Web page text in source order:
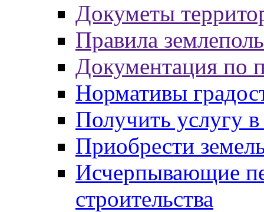
Докуметы
Правила
Документация по
Нормативы
Получить услугу в
Приобрести
Исчерпывающие
строительства